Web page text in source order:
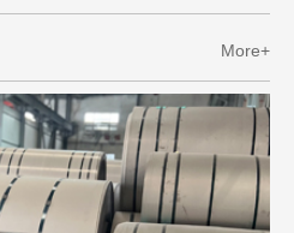
蚀开裂性。在各种介质中的耐腐
硫酸、磷酸、硝酸和有机酸，碱金
氧化钾和盐酸溶液。
More+